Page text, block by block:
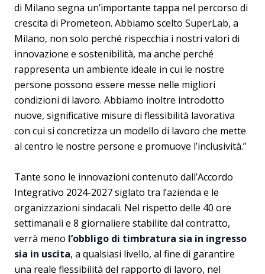
di Milano segna un’importante tappa nel percorso di
crescita di Prometeon. Abbiamo scelto SuperLab, a
Milano, non solo perché rispecchia i nostri valori di
innovazione e sostenibilità, ma anche perché
rappresenta un ambiente ideale in cui le nostre
persone possono essere messe nelle migliori
condizioni di lavoro. Abbiamo inoltre introdotto
nuove, significative misure di flessibilità lavorativa
con cui si concretizza un modello di lavoro che mette
al centro le nostre persone e promuove l’inclusività.”
Tante sono le innovazioni contenuto dall’Accordo
Integrativo 2024-2027 siglato tra l’azienda e le
organizzazioni sindacali. Nel rispetto delle 40 ore
settimanali e 8 giornaliere stabilite dal contratto,
verrà meno l’obbligo di timbratura sia in ingresso
sia in uscita, a qualsiasi livello, al fine di garantire
una reale flessibilità del rapporto di lavoro, nel